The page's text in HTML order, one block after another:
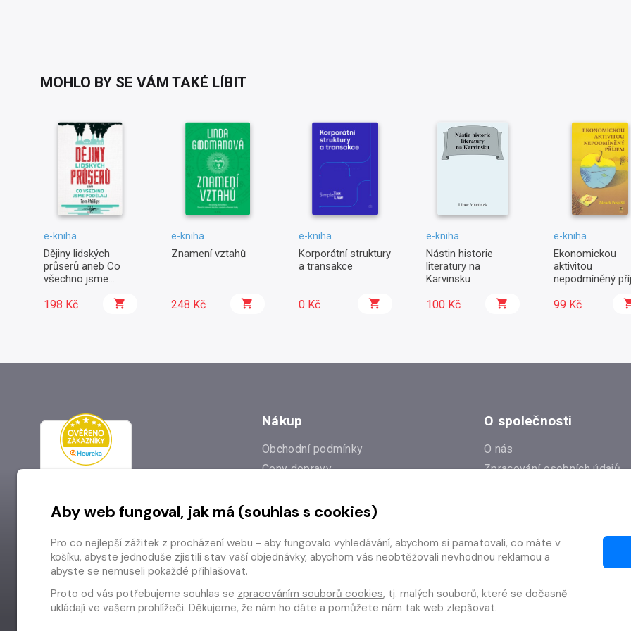
MOHLO BY SE VÁM TAKÉ LÍBIT
e-kniha
Dějiny lidských
průserů aneb Co
všechno jsme
198 Kč
e-kniha
Znamení vztahů
248 Kč
e-kniha
Korporátní struktury
a transakce
0 Kč
e-kniha
Nástin historie
literatury na
Karvinsku
100 Kč
e-kniha
Ekonomickou
aktivitou
nepodmíněný
99 Kč
Nákup
Obchodní podmínky
Ceny dopravy
Prodejna
Odstoupení od smlouvy
O společnosti
O nás
Zpracování osobních údajů
Aby web fungoval, jak má (souhlas s cookies)
Pro co nejlepší zážitek z procházení webu - aby fungovalo vyhledávání, abychom si pamatovali, co máte v
košíku, abyste jednoduše zjistili stav vaší objednávky, abychom vás neobtěžovali nevhodnou reklamou a
abyste se nemuseli pokaždé přihlašovat.
Proto od vás potřebujeme souhlas se zpracováním souborů cookies, tj. malých souborů, které se dočasně
ukládají ve vašem prohlížeči. Děkujeme, že nám ho dáte a pomůžete nám tak web zlepšovat.